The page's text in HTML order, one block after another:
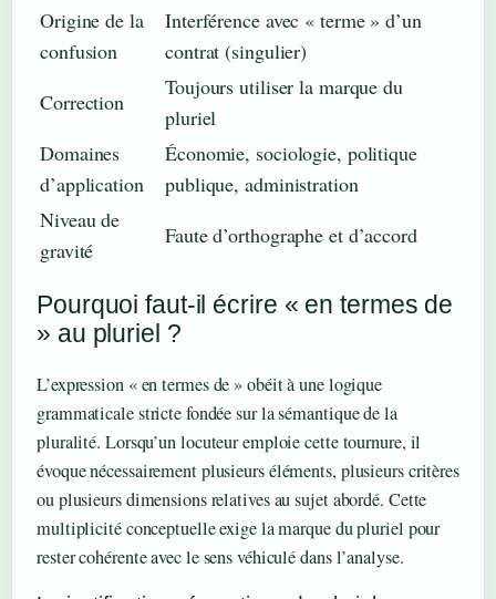
Origine de la
confusion
Interférence avec « terme » d’un
contrat (singulier)
Correction
Toujours utiliser la marque du
pluriel
Domaines
d’application
Économie, sociologie, politique
publique, administration
Niveau de
gravité
Faute d’orthographe et d’accord
Pourquoi faut-il écrire « en termes de
» au pluriel ?
L’expression « en termes de » obéit à une logique
grammaticale stricte fondée sur la sémantique de la
pluralité. Lorsqu’un locuteur emploie cette tournure, il
évoque nécessairement plusieurs éléments, plusieurs critères
ou plusieurs dimensions relatives au sujet abordé. Cette
multiplicité conceptuelle exige la marque du pluriel pour
rester cohérente avec le sens véhiculé dans l’analyse.